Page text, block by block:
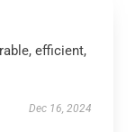
efficient,
Dec 16, 2024